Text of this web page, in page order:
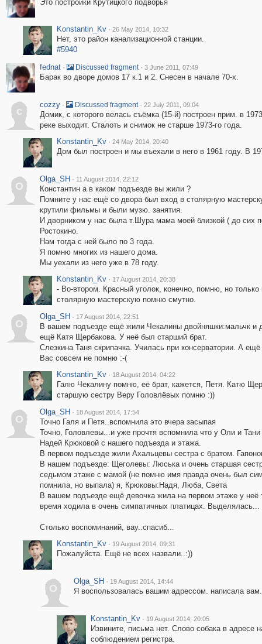
Это постройки Крутицкого подворья
Konstantin_Kv · 26 May 2014, 10:32
Нет, это район канализационной станции.
#5940
fednat · Discussed fragment · 3 June 2011, 07:49
Барак во дворе домов 17 к.1 и 2. Снесен в начале 70-х.
c
cozzy · Discussed fragment · 22 July 2011, 09:04
Домик, с которого велась съёмка (15-й) построен прим. в
реке выходит. Сталоть и снимок не старше 1973-го года.
Konstantin_Kv · 24 May 2014, 20:40
Дом был построен и мы въехали в него в 1961 году. В
O
Olga_SH · 11 August 2014, 22:12
Константин а в каком подъезде вы жили ?
Помните у нас ещё со двора был вход в столярную
крутили фильмы и были музю. занятия.
И дворником у нас была т.Шура мама моей близкой ( до сих
Ростокино.
Нам тогда с ней было по 3 года.
Я помню многих из нашего дома.
Мы уехали из него уже в 78 году.
Konstantin_Kv · 17 August 2014, 20:38
- Во-втором. Красный уголок, конечно, помню, но
столярную мастерскую помню смутно.
O
Olga_SH · 17 August 2014, 22:51
В вашем подъезде ещё жили Чекалины двойняшки:мальчк и
ещё Катя Щербакова. У неё был старший брат.
Слезкина Таня скрипачка. Училась при консерватории. А
Вас совсем не помню :-(
Konstantin_Kv · 18 August 2014, 04:22
Галю Чекалину помню, её брат, кажется, Петя. Катю
старшую сестру Веру Головлёвых помню :))
O
Olga_SH · 18 August 2014, 17:54
Точно Галя и Петя..вспомнила это вчера засыпая
Точно, Головлевы...и уже прочтя вспомнила что у Оли и
Надей Крюковой с нашего подъезда и этажа.
В первом подъезде жили Ахальцевы сестра с братом.
В нашем подъезде: Щеголевы: Люська и очень старшая
седьмом этаже с мамой (не помню имя правда очень был
помнила, но выпала) я, Крюковы:Надя, Люба, Света
В вашем подъезде ещё девочка жила на первом этаже у неё
время ходила в очень симпатичных платицах. Выделялась...
Столько воспоминаний, вау..спасиб...
Konstantin_Kv · 19 August 2014, 09:31
Пожалуйста. Ещё не всех назвали..:))
O
Olga_SH · 19 August 2014, 14:44
Я воспользовалась вашим адрессом. написала
Konstantin_Kv · 19 August 2014, 20:05
Извините, письма нет. Слово собака в адресе
соблюдением регистра.